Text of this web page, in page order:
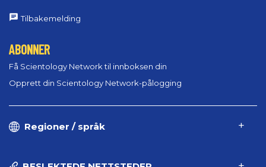
Tilbakemelding
ABONNER
Få Scientology Network til innboksen din
Opprett din Scientology Network-pålogging
Regioner / språk